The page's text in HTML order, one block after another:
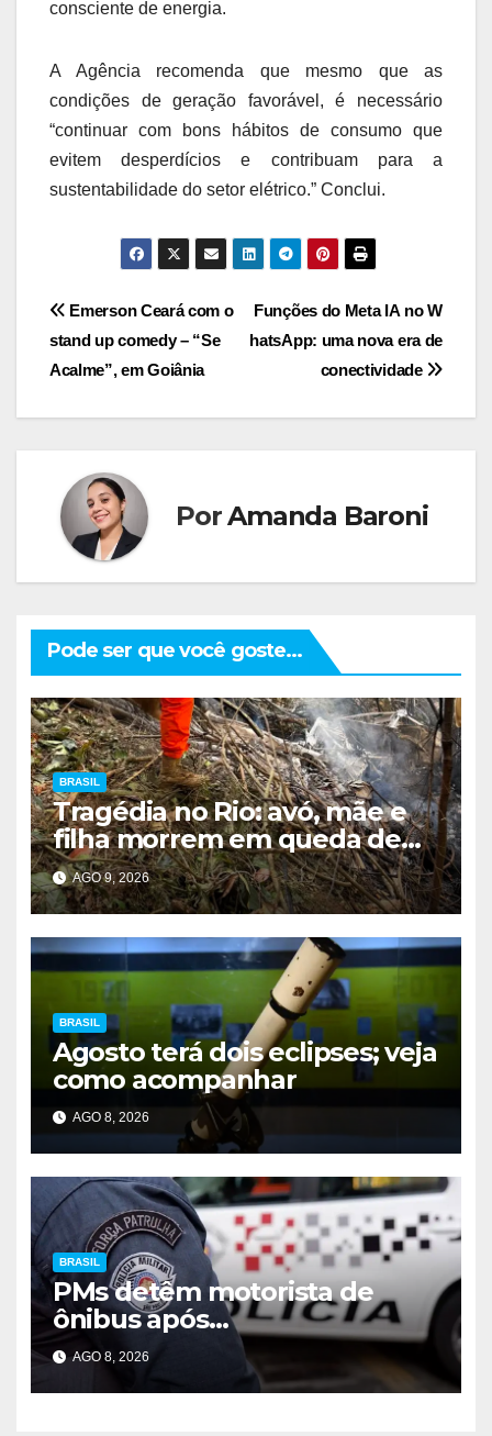
consciente de energia.
A Agência recomenda que mesmo que as
condições de geração favorável, é necessário
“continuar com bons hábitos de consumo que
evitem desperdícios e contribuam para a
sustentabilidade do setor elétrico.” Conclui.
Navegação
de
Post
Funções do Meta IA no W
hatsApp: uma nova era de
conectividade
Emerson Ceará com o
stand up comedy – “Se
Acalme”, em Goiânia
PorAmanda Baroni
Pode ser que você goste...
BRASIL
Tragédia no Rio: avó, mãe e
filha morrem em queda de
helicóptero
AGO 9, 2026
BRASIL
Agosto terá dois eclipses; veja
como acompanhar
AGO 8, 2026
BRASIL
PMs detêm motorista de
ônibus após
desentendimento em SP
AGO 8, 2026